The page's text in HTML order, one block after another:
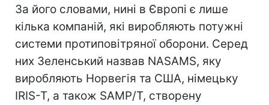
За його словами, нині в Європі є лише
кілька компаній, які виробляють потужні
системи протиповітряної оборони. Серед
них Зеленський назвав NASAMS, яку
виробляють Норвегія та США, німецьку
IRIS-T, а також SAMP/T, створену